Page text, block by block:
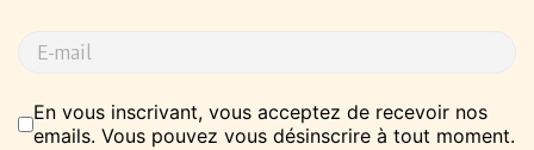
RGPD*
En vous inscrivant, vous acceptez de recevoir nos
emails. Vous pouvez vous désinscrire à tout moment.